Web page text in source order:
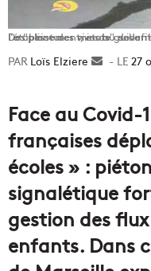
La "place des minots" devant l'école des Abeilles, rue Flegier (13001). Des peintures
Loïs Elziere
Envoyer
27
Face au Covid-
françaises
écoles » :
signalétique
gestion des
enfants. Dans